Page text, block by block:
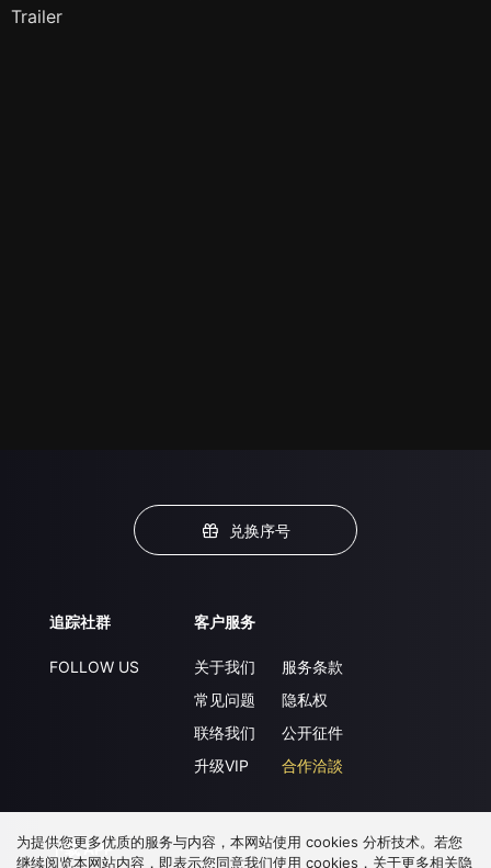
Trailer
兑换序号
追踪社群
FOLLOW US
客户服务
关于我们
常见问题
联络我们
升级VIP
服务条款
隐私权
公开征件
合作洽談
下载 APP
为提供您更多优质的服务与内容，本网站使用 cookies 分析技术。若您
继续阅览本网站内容，即表示您同意我们使用 cookies，关于更多相关隐